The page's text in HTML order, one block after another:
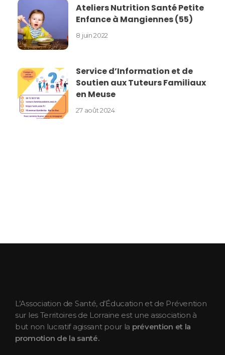
Ateliers Nutrition Santé Petite
Enfance à Mangiennes (55)
8 juin 2022
Service d’Information et de
Soutien aux Tuteurs Familiaux
en Meuse
27 août 2024
L’Association de Santé, d’Éducation et de Prévention
sur les Territoires de Lorraine est une association à
but non lucratif agissant pour la prévention et la
promotion de la santé.